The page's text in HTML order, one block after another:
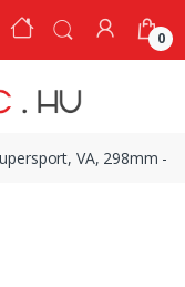
0
VA, 298mm -
0